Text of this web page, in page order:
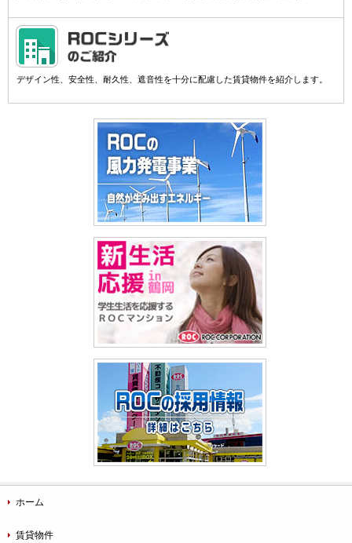
デザイン性、安全性、耐久性、遮音性を十分に配慮した賃貸物件を紹介します。
ホーム
賃貸物件